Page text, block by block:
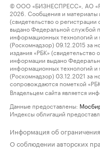
© ООО «БИЗНЕСПРЕСС», АО
2026. Сообщения и материалы
(свидетельство о
выдано Федеральной службой
информационных технологий
(Роскомнадзор) 09.12.2015
издания «РБК»
информации выдано
информационных технологий
(Роскомнадзор) 03.12.2021
сопровождаются пометкой
Владельцем сайта является
Данные предоставлены:
Индексы облигаций
Информация об
О соблюдении авторских